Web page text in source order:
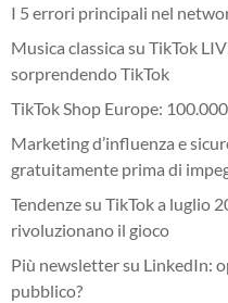
I 5 errori principali nel
Musica classica su TikTok
sorprendendo TikTok
TikTok Shop Europe:
Marketing d’influenza e
gratuitamente prima di
Tendenze su TikTok a luglio
rivoluzionano il gioco
Più newsletter su LinkedIn:
pubblico?